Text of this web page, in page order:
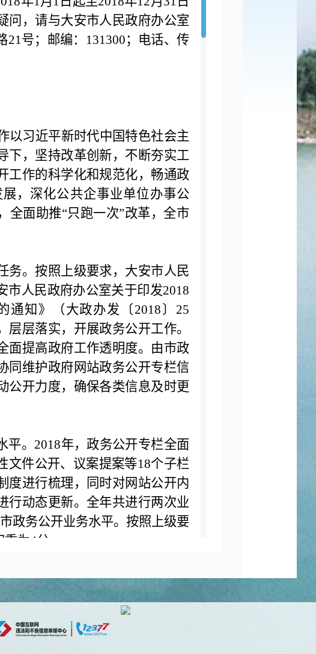
问，请与大安市人民政府办公室
号；邮编：131300；电话、传
习近平新时代中国特色社会主
下，坚持改革创新，不断夯实工
工作的科学化和规范化，畅通政
，深化公共企事业单位办事公
全面助推“只跑一次”改革，全市
。按照上级要求，大安市人民
市人民政府办公室关于印发2018
通知》（大政办发〔2018〕25
层落实，开展政务公开工作。
面提高政府工作透明度。由市政
同维护政府网站政务公开专栏信
公开力度，确保各类信息及时更
。2018年，政务公开专栏全面
文件公开、议案提案等18个子栏
度进行梳理，同时对网站公开内
行动态更新。全年共进行两次业
政务公开业务水平。按照上级要
为4分。